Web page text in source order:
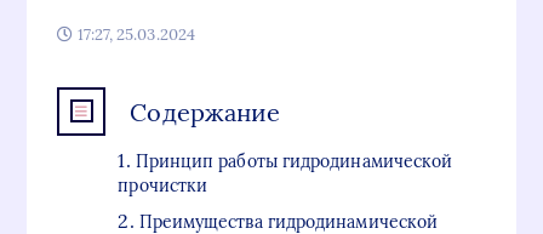
17:27, 25.03.2024
Содержание
Принцип работы гидродинамической
прочистки
Преимущества гидродинамической